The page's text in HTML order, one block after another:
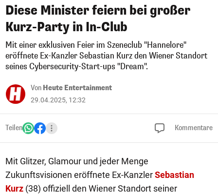
Diese Minister feiern bei großer
Kurz-Party in In-Club
Mit einer exklusiven Feier im Szeneclub "Hannelore"
eröffnete Ex-Kanzler Sebastian Kurz den Wiener Standort
seines Cybersecurity-Start-ups "Dream".
Von Heute Entertainment
29.04.2025, 12:32
Teilen Kommentare
Mit Glitzer, Glamour und jeder Menge
Zukunftsvisionen eröffnete Ex-KanzlerSebastian
Kurz (38) offiziell den Wiener Standort seiner